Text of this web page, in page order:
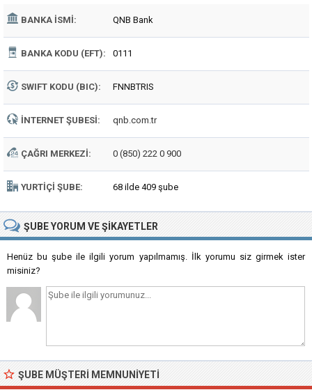
BANKA İSMI: QNB Bank
BANKA KODU (EFT): 0111
SWIFT KODU (BIC): FNNBTRIS
İNTERNET ŞUBESI: qnb.com.tr
ÇAĞRI MERKEZI: 0 (850) 222 0 900
YURTIÇI ŞUBE: 68 ilde 409 şube
ŞUBEYORUM VE ŞIKAYETLER
Henüz bu şube ile ilgili yorum yapılmamış. İlk yorumu siz girmek ister
misiniz?
ŞUBE MÜŞTERI MEMNUNIYETI